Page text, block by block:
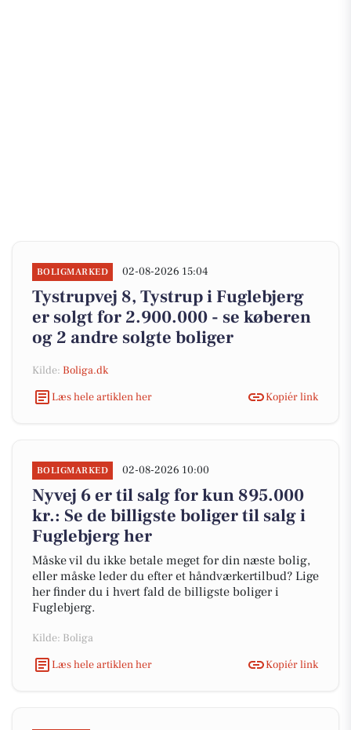
BOLIGMARKED 02-08-2026 15:04
Tystrupvej 8, Tystrup i Fuglebjerg
er solgt for 2.900.000 - se køberen
og 2 andre solgte boliger
Kilde: Boliga.dk
Læs hele artiklen her
Kopiér link
BOLIGMARKED 02-08-2026 10:00
Nyvej 6 er til salg for kun 895.000
kr.: Se de billigste boliger til salg i
Fuglebjerg her
Måske vil du ikke betale meget for din næste bolig,
eller måske leder du efter et håndværkertilbud? Lige
her finder du i hvert fald de billigste boliger i
Fuglebjerg.
Kilde: Boliga
Læs hele artiklen her
Kopiér link